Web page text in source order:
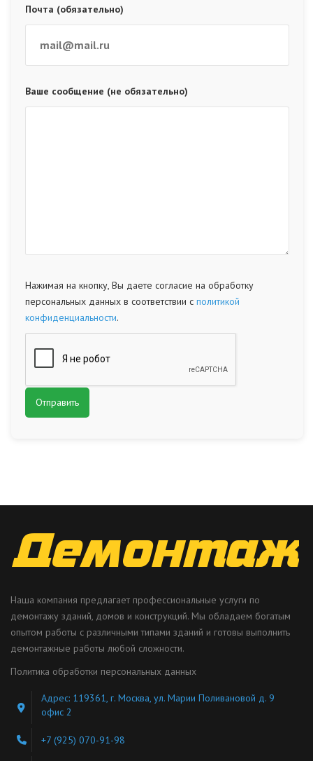
Почта (обязательно)
Ваше сообщение (не обязательно)
Нажимая на кнопку, Вы даете согласие на обработку
персональных данных в соответствии с политикой
конфиденциальности.
Наша компания предлагает профессиональные услуги по
демонтажу зданий, домов и конструкций. Мы обладаем богатым
опытом работы с различными типами зданий и готовы выполнить
демонтажные работы любой сложности.
Политика обработки персональных данных
Адрес: 119361, г. Москва, ул. Марии Поливановой д. 9
офис 2
+7 (925) 070-91-98